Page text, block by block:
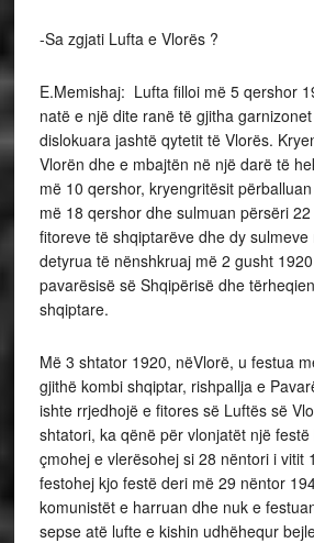
-Sa zgjati Lufta e Vlorës ?
E.Memishaj: Lufta filloi më 5 qershor
natë e një dite ranë të gjitha
dislokuara jashtë qytetit të Vlorës.
Vlorën dhe e mbajtën në një darë të
më 10 qershor, kryengritësit
më 18 qershor dhe sulmuan përsëri
fitoreve të shqiptarëve dhe dy sulmeve
detyrua të nënshkruaj më 2 gusht
pavarësisë së Shqipërisë dhe
shqiptare.
Më 3 shtator 1920, nëVlorë, u festua
gjithë kombi shqiptar, rishpallja e
ishte rrjedhojë e fitores së Luftës së
shtatori, ka qënë për vlonjatët një
çmohej e vlerësohej si 28 nëntori i vitit
festohej kjo festë deri më 29 nëntor
komunistët e harruan dhe nuk e
sepse atë lufte e kishin udhëhequr